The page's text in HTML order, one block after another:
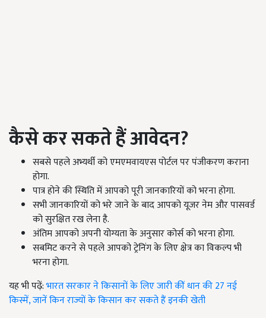
कैसे कर सकते हैं आवेदन?
सबसे पहले अभ्यर्थी को एमएमवायएस पोर्टल पर पंजीकरण कराना
होगा.
पात्र होने की स्थिति में आपको पूरी जानकारियों को भरना होगा.
सभी जानकारियों को भरे जाने के बाद आपको यूजर नेम और पासवर्ड
को सुरक्षित रख लेना है.
अंतिम आपको अपनी योग्यता के अनुसार कोर्स को भरना होगा.
सबमिट करने से पहले आपको ट्रेनिंग के लिए क्षेत्र का विकल्प भी
भरना होगा.
यह भी पढ़ें:भारत सरकार ने किसानों के लिए जारी कीं धान की 27 नई
किस्में, जानें किन राज्यों के किसान कर सकते हैं इनकी खेती